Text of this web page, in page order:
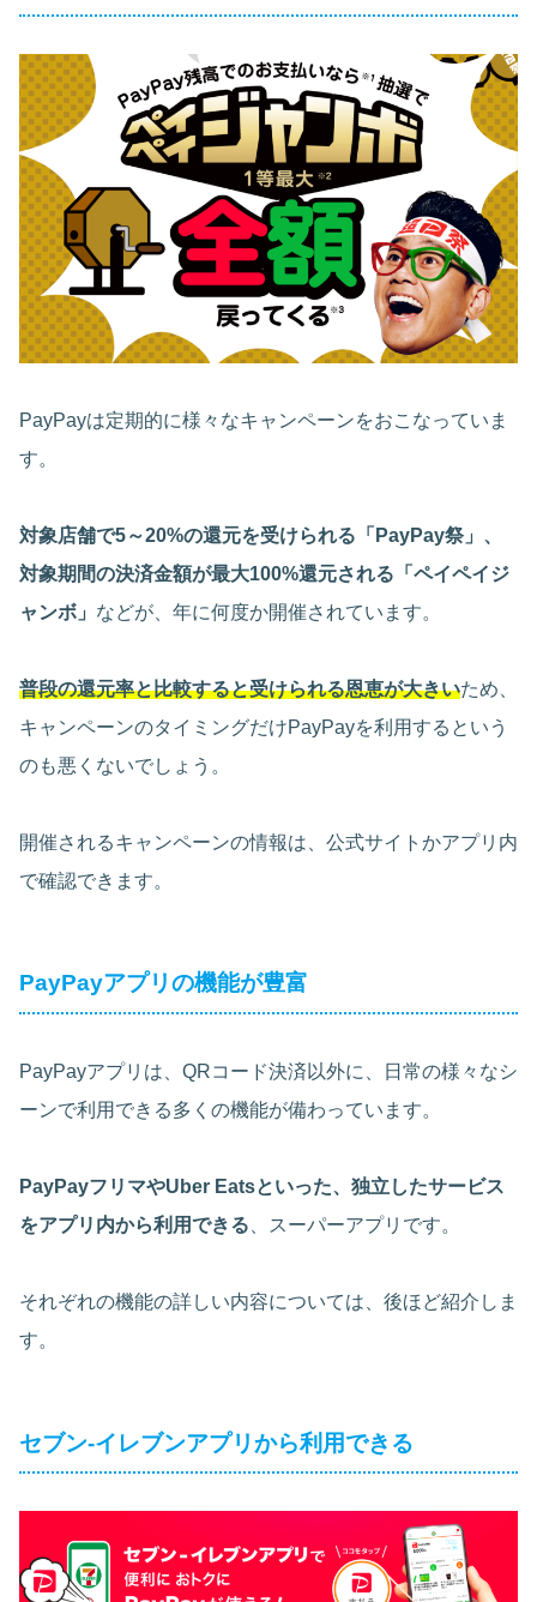
PayPayは定期的に様々なキャンペーンをおこなっていま
す。
対象店舗で5～20%の還元を受けられる「PayPay祭」、
対象期間の決済金額が最大100%還元される「ペイペイジ
ャンボ」 などが、年に何度か開催されています。
普段の還元率と比較すると受けられる恩恵が大きいため、
キャンペーンのタイミングだけPayPayを利用するという
のも悪くないでしょう。
開催されるキャンペーンの情報は、公式サイトかアプリ内
で確認できます。
PayPayアプリの機能が豊富
PayPayアプリは、QRコード決済以外に、日常の様々なシ
ーンで利用できる多くの機能が備わっています。
PayPayフリマやUber Eatsといった、独立したサービス
をアプリ内から利用できる 、スーパーアプリです。
それぞれの機能の詳しい内容については、後ほど紹介しま
す。
セブン-イレブンアプリから利用できる